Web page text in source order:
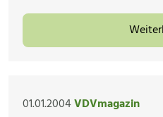
01.01.2004VDVmagazin